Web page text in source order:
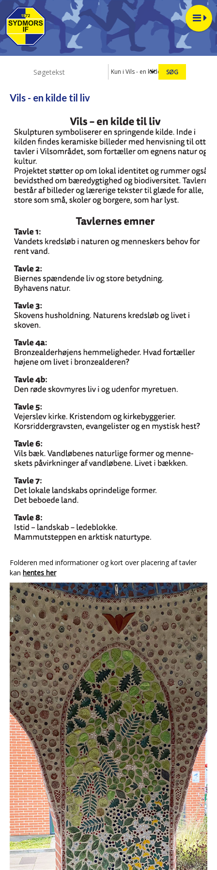
Kun i Vils - en kilde til liv
Vils - en kilde til liv
Folderen med informationer og kort over placering af tavler
kan hentes her